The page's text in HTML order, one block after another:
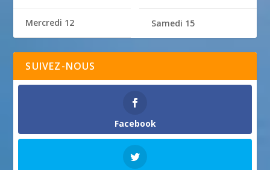
Mercredi 12 Samedi 15
SUIVEZ-NOUS
Facebook